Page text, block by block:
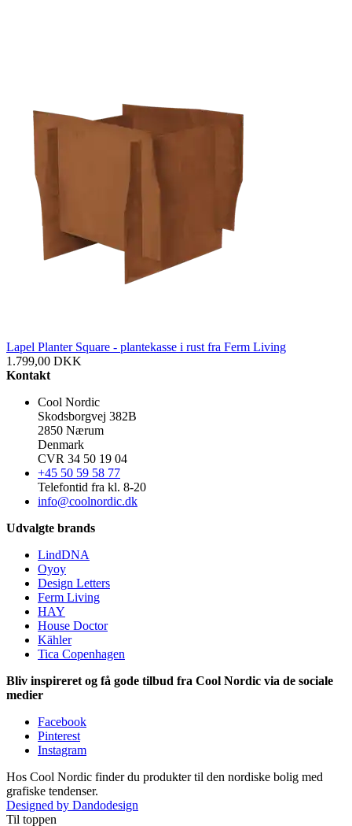
Lapel Planter Square - plantekasse i rust fra Ferm Living
1.799,00 DKK
Kontakt
Cool Nordic
Skodsborgvej 382B
2850 Nærum
Denmark
CVR 34 50 19 04
+45 50 59 58 77
Telefontid fra kl. 8-20
info@coolnordic.dk
Udvalgte brands
LindDNA
Oyoy
Design Letters
Ferm Living
HAY
House Doctor
Kähler
Tica Copenhagen
Bliv inspireret og få gode tilbud fra Cool Nordic via de sociale
medier
Facebook
Pinterest
Instagram
Hos Cool Nordic finder du produkter til den nordiske bolig med
grafiske tendenser.
Designed by Dandodesign
Til toppen